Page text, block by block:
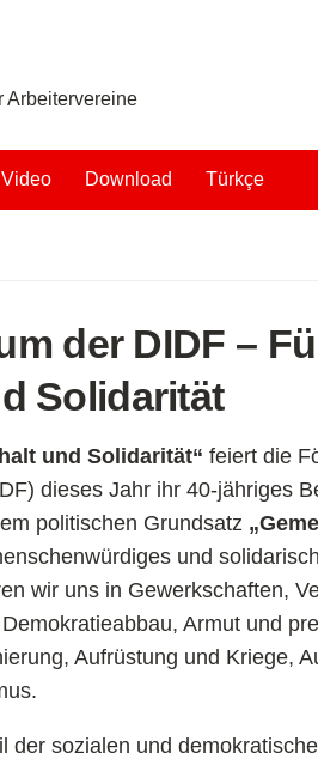
Arbeitervereine
Video Download Türkçe
der DIDF –
Solidarität
und Solidarität“ feiert die
dieses Jahr ihr 40-jähriges
politischen Grundsatz
und
wir uns in Gewerkschaften,
Armut und
Aufrüstung und Kriege,
der sozialen und